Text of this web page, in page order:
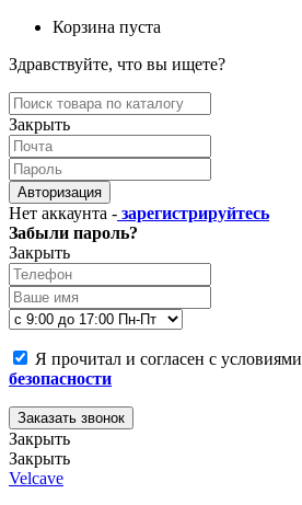
Корзина пуста
Здравствуйте, что вы ищете?
Закрыть
Авторизация
Нет аккаунта - зарегистрируйтесь
Забыли пароль?
Закрыть
Я прочитал и согласен с условиями
безопасности
Заказать звонок
Закрыть
Закрыть
Velcave